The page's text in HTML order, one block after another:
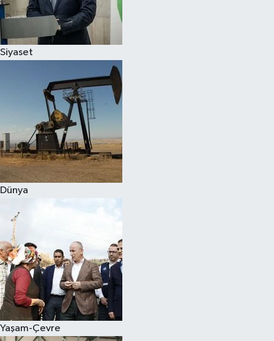
Siyaset
Dünya
Yaşam-Çevre
Spor
Çocuk
Eğitim
Hava Durumu
Kadın
Kültür Sanat
Sağlık
Siyaset
Teknoloji